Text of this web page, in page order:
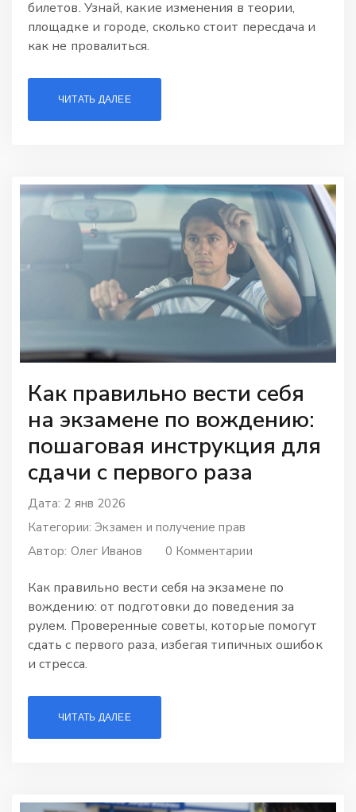
билетов. Узнай, какие изменения в теории,
площадке и городе, сколько стоит пересдача и
как не провалиться.
ЧИТАТЬ ДАЛЕЕ
Как правильно вести себя
на экзамене по вождению:
пошаговая инструкция для
сдачи с первого раза
Дата: 2 янв 2026
Категории: Экзамен и получение прав
Автор: Олег Иванов 0 Комментарии
Как правильно вести себя на экзамене по
вождению: от подготовки до поведения за
рулем. Проверенные советы, которые помогут
сдать с первого раза, избегая типичных ошибок
и стресса.
ЧИТАТЬ ДАЛЕЕ